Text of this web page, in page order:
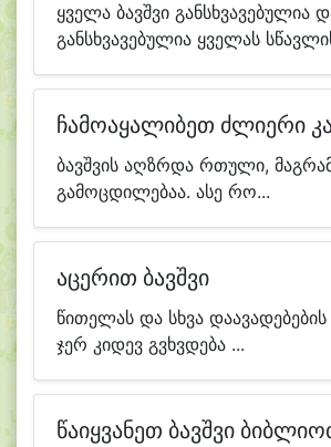
ყველა ბავშვი განსხვავებულია
განსხვავებულია ყველას
ჩამოაყალიბეთ ძლიერი
ბავშვის აღზრდა რთული,
გამოცდილებაა. ასე რო...
აცერით ბავშვი
წითელას და სხვა დაავადებების
ჯერ კიდევ გვხვდება ...
წაიყვანეთ ბავშვი